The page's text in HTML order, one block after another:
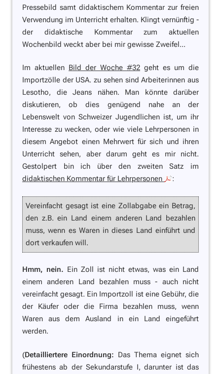
Pressebild samt didaktischem Kommentar zur freien
Verwendung im Unterricht erhalten. Klingt vernünftig -
der didaktische Kommentar zum aktuellen
Wochenbild weckt aber bei mir gewisse Zweifel...
Im aktuellen Bild der Woche #32 geht es um die
Importzölle der USA. zu sehen sind Arbeiterinnen aus
Lesotho, die Jeans nähen. Man könnte darüber
diskutieren, ob dies genügend nahe an der
Lebenswelt von Schweizer Jugendlichen ist, um ihr
Interesse zu wecken, oder wie viele Lehrpersonen in
diesem Angebot einen Mehrwert für sich und ihren
Unterricht sehen, aber darum geht es mir nicht.
Gestolpert bin ich über den zweiten Satz im
didaktischen Kommentar für Lehrpersonen
:
Vereinfacht gesagt ist eine Zollabgabe ein Betrag,
den z.B. ein Land einem anderen Land bezahlen
muss, wenn es Waren in dieses Land einführt und
dort verkaufen will.
Hmm, nein. Ein Zoll ist nicht etwas, was ein Land
einem anderen Land bezahlen muss - auch nicht
vereinfacht gesagt. Ein Importzoll ist eine Gebühr, die
der Käufer oder die Firma bezahlen muss, wenn
Waren aus dem Ausland in ein Land eingeführt
werden.
(Detailliertere Einordnung: Das Thema eignet sich
frühestens ab der Sekundarstufe I, darunter ist das